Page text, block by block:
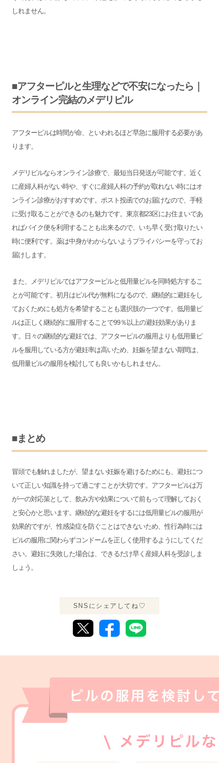
しれません。
■アフターピルと生理などで不安になったら｜
オンライン完結のメデリピル
アフターピルは時間が命、といわれるほど早急に服用する必要があ
ります。
メデリピルならオンライン診療で、最短当日発送が可能です。近く
に産婦人科がない時や、すぐに産婦人科の予約が取れない時にはオ
ンライン診療がおすすめです。 ポスト投函でのお届けなので、手軽
に受け取ることができるのも魅力です。 東京都23区にお住まいであ
ればバイク便を利用することも出来るので、いち早く受け取りたい
時に便利です。 薬は中身がわからないようプライバシーを守ってお
届けします。
また、メデリピルではアフターピルと低用量ピルを同時処方するこ
とが可能です。初月はピル代が無料になるので、継続的に避妊をし
ておくためにも処方を希望することも選択肢の一つです。低用量ピ
ルは正しく継続的に服用することで99％以上の避妊効果がありま
す。日々の継続的な避妊では、アフターピルの服用よりも低用量ピ
ルを服用している方が避妊率は高いため、妊娠を望まない期間は、
低用量ピルの服用を検討しても良いかもしれません。
■まとめ
冒頭でも触れましたが、望まない妊娠を避けるためにも、避妊につ
いて正しい知識を持って過ごすことが大切です。アフターピルは万
が一の対応策として、飲み方や効果について前もって理解しておく
と安心かと思います。継続的な避妊をするには低用量ピルの服用が
効果的ですが、性感染症を防ぐことはできないため、性行為時には
ピルの服用に関わらずコンドームを正しく使用するようにしてくだ
さい。避妊に失敗した場合は、できるだけ早く産婦人科を受診しま
しょう。
SNSにシェアしてね♡